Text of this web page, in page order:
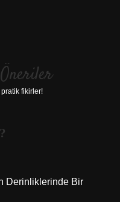
pratik fikirler!
Derinliklerinde Bir